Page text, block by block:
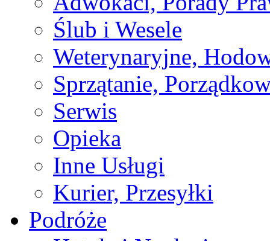
Ślub i Wesele
Weterynaryjne,
Sprzątanie,
Serwis
Opieka
Inne Usługi
Kurier, Przesyłki
Podróże